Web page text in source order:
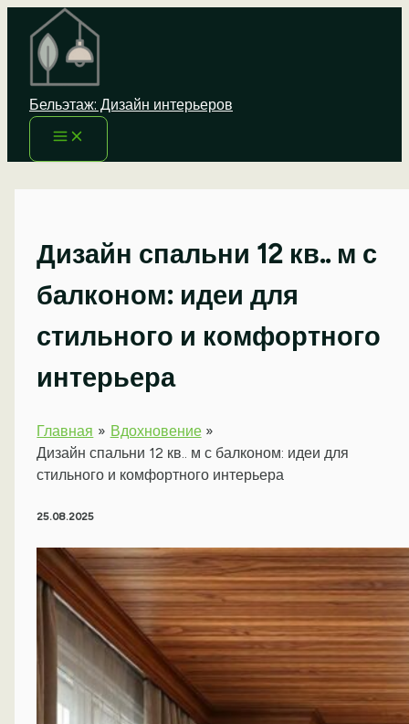
Перейти
содержимому
Бельэтаж: Дизайн интерьеров
Дизайн спальни 12 кв.. м с
балконом: идеи для
стильного и комфортного
интерьера
Главная
Вдохновение
Дизайн спальни 12 кв.. м с балконом: идеи для
стильного и комфортного интерьера
25.08.2025